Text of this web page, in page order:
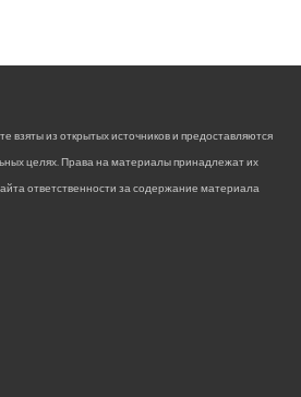
взяты из открытых источников и предоставляются
целях. Права на материалы принадлежат их
ответственности за содержание материала